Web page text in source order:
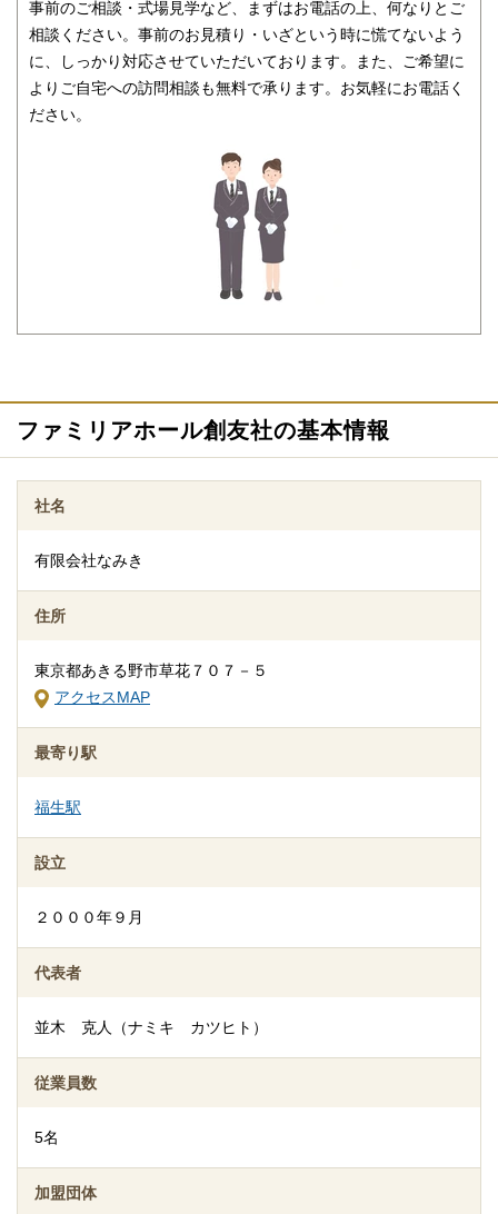
各地域にある公共斎場や民間斎場を利用した葬儀もおまかせくだ
さい。一般葬・家族葬等、お客様のご希望に沿った式場、葬儀内
容をご提案いたします。
1日1組のみ利用できる家族葬式場（40名収容）で、気兼ねなく葬
儀を執り行うことができます。 駐車場も13台利用できます。ま
た、お顔が見られる保冷床で対面ができる霊安室「きずな」で安
日本海洋散骨協会による認定アドバイザーがおります。洋上での
しさせて頂きます。お墓ではなく、海洋散骨をご希望される方
事前のご相談・式場見学など、まずはお電話の上、何なりとご
相談ください。事前のお見積り・いざという時に慌てないよう
に、しっかり対応させていただいております。また、ご希望に
よりご自宅への訪問相談も無料で承ります。お気軽にお電話く
ださい。
ファミリアホール創友社の基本情報
社名
有限会社なみき
住所
東京都あきる野市草花７０７－５
アクセスMAP
最寄り駅
福生駅
設立
２０００年９月
代表者
並木 克人（ナミキ カツヒト）
従業員数
5名
加盟団体